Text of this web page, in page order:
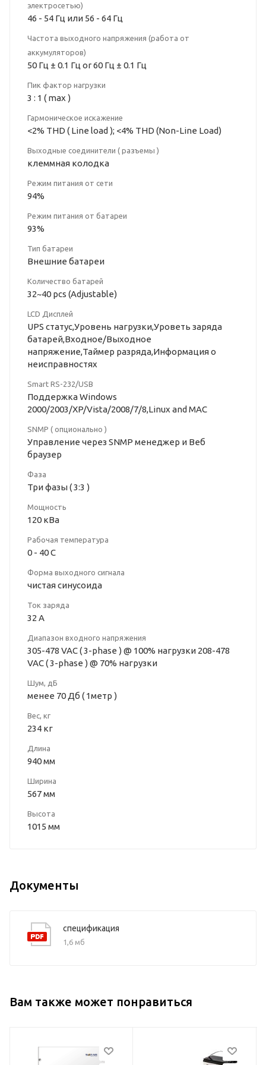
электросетью)
46 - 54 Гц или 56 - 64 Гц
Частота выходного напряжения (работа от
аккумуляторов)
50 Гц ± 0.1 Гц or 60 Гц ± 0.1 Гц
Пик фактор нагрузки
3 : 1 ( max )
Гармоническое искажение
<2% THD ( Line load ); <4% THD (Non-Line Load)
Выходные соединители ( разъемы )
клеммная колодка
Режим питания от сети
94%
Режим питания от батареи
93%
Тип батареи
Внешние батареи
Количество батарей
32~40 pcs (Adjustable)
LCD Дисплей
UPS статус,Уровень нагрузки,Уроветь заряда
батарей,Входное/Выходное
напряжение,Таймер разряда,Информация о
неисправностях
Smart RS-232/USB
Поддержка Windows
2000/2003/XP/Vista/2008/7/8,Linux and MAC
SNMP ( опционально )
Управление через SNMP менеджер и Веб
браузер
Фаза
Три фазы ( 3:3 )
Мощность
120 кВа
Рабочая температура
0 - 40 С
Форма выходного сигнала
чистая синусоида
Ток заряда
32 A
Диапазон входного напряжения
305-478 VAC ( 3-phase ) @ 100% нагрузки 208-478
VAC ( 3-phase ) @ 70% нагрузки
Шум, дБ
менее 70 Дб ( 1метр )
Вес, кг
234 кг
Длина
940 мм
Ширина
567 мм
Высота
1015 мм
Документы
спецификация
1,6 мб
Вам также может понравиться